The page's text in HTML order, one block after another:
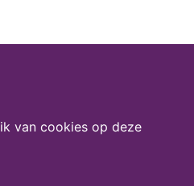
van cookies op deze